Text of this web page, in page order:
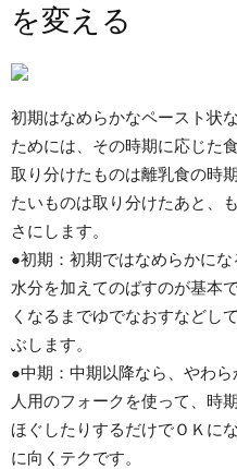
を変える
初期はなめらかなペースト状
ためには、その時期に応じた
取り分けたものは離乳食の時
たいものは取り分けたあと、
さにします。
●初期：初期ではなめらかにな
水分を加えてのばすのが基本
くなるまでゆでなおすなどし
ぶします。
●中期：中期以降なら、やわ
人用のフォークを使って、時
ほぐしたりするだけでＯＫに
に向くテクです。